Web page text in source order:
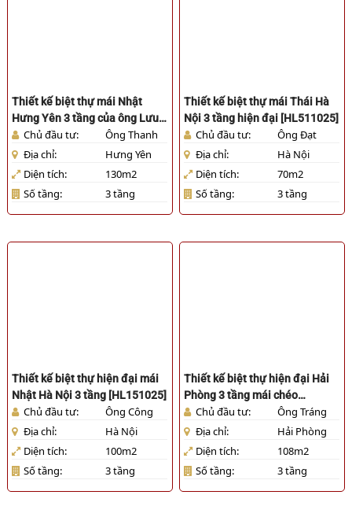
Thiết kế biệt thự mái Nhật
Hưng Yên 3 tầng của ông Lưu
Đức Thanh [HL1610125]
Chủ đầu tư:
Ông Thanh
Địa chỉ:
Hưng Yên
Diện tích:
130m2
Số tầng:
3 tầng
Thiết kế biệt thự mái Thái Hà
Nội 3 tầng hiện đại [HL511025]
Chủ đầu tư:
Ông Đạt
Địa chỉ:
Hà Nội
Diện tích:
70m2
Số tầng:
3 tầng
Thiết kế biệt thự hiện đại mái
Nhật Hà Nội 3 tầng [HL151025]
Chủ đầu tư:
Ông Công
Địa chỉ:
Hà Nội
Diện tích:
100m2
Số tầng:
3 tầng
Thiết kế biệt thự hiện đại Hải
Phòng 3 tầng mái chéo
[HL881025]
Chủ đầu tư:
Ông Tráng
Địa chỉ:
Hải Phòng
Diện tích:
108m2
Số tầng:
3 tầng